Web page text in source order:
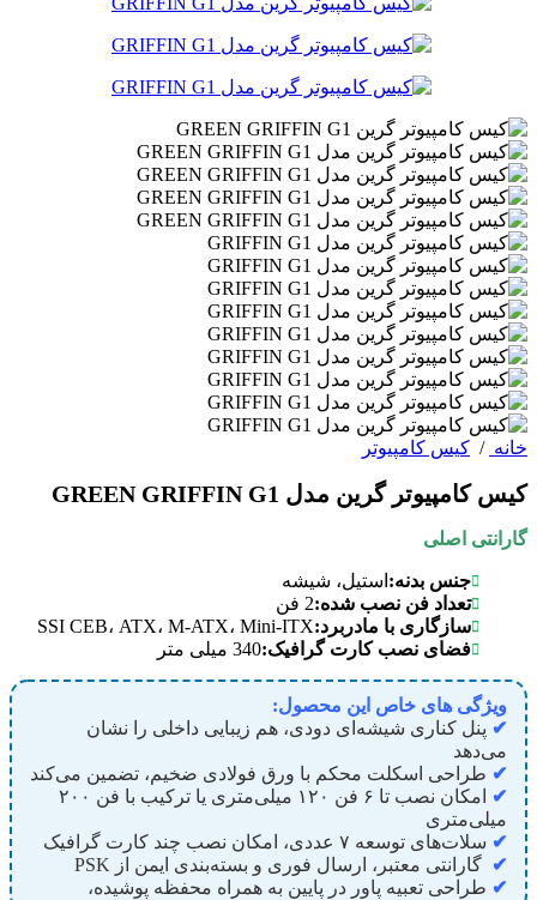
خانه / کیس کامپیوتر
کیس کامپیوتر گرین مدل GREEN GRIFFIN G1
گارانتی اصلی
جنس بدنه: استیل، شیشه
تعداد فن نصب شده:2 فن
سازگاری با مادربرد:SSI CEB، ATX، M-ATX، Mini-ITX
فضای نصب کارت گرافیک:340 میلی متر
ویژگی های خاص این محصول:
✔ پنل کناری شیشه‌ای دودی، هم زیبایی داخلی را نشان
می‌دهد
✔ طراحی اسکلت محکم با ورق فولادی ضخیم، تضمین می‌کند
✔
امکان نصب تا ۶ فن ۱۲۰ میلی‌متری یا ترکیب با فن ۲۰۰
میلی‌متری
✔ سلات‌های توسعه ۷ عددی، امکان نصب چند کارت گرافیک
✔ گارانتی معتبر، ارسال فوری و بسته‌بندی ایمن از PSK
✔ طراحی تعبیه پاور در پایین به همراه محفظه پوشیده،